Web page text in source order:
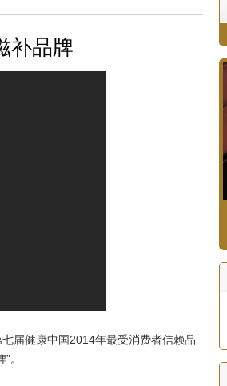
补品牌
届健康中国2014年最受消费者信赖品
。